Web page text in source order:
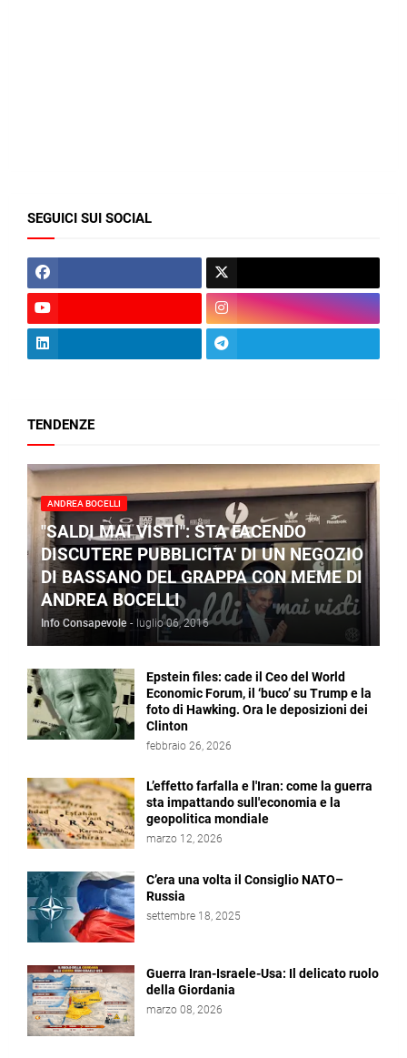
SEGUICI SUI SOCIAL
TENDENZE
ANDREA BOCELLI
"SALDI MAI VISTI": STA FACENDO
DISCUTERE PUBBLICITA' DI UN NEGOZIO
DI BASSANO DEL GRAPPA CON MEME DI
ANDREA BOCELLI
Info Consapevole - luglio 06, 2016
Epstein files: cade il Ceo del World
Economic Forum, il ‘buco’ su Trump e la
foto di Hawking. Ora le deposizioni dei
Clinton
febbraio 26, 2026
L’effetto farfalla e l'Iran: come la guerra
sta impattando sull'economia e la
geopolitica mondiale
marzo 12, 2026
C’era una volta il Consiglio NATO–
Russia
settembre 18, 2025
Guerra Iran-Israele-Usa: Il delicato ruolo
della Giordania
marzo 08, 2026